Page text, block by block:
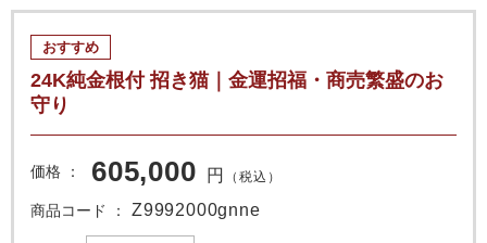
おすすめ
24K純金根付 招き猫｜金運招福・商売繁盛のお
守り
価格 605,000 円 （税込）
商品コード Z9992000gnne